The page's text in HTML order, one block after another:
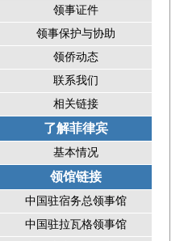
领事证件
领事保护与协助
领侨动态
联系我们
相关链接
了解菲律宾
基本情况
领馆链接
中国驻宿务总领事馆
中国驻拉瓦格领事馆